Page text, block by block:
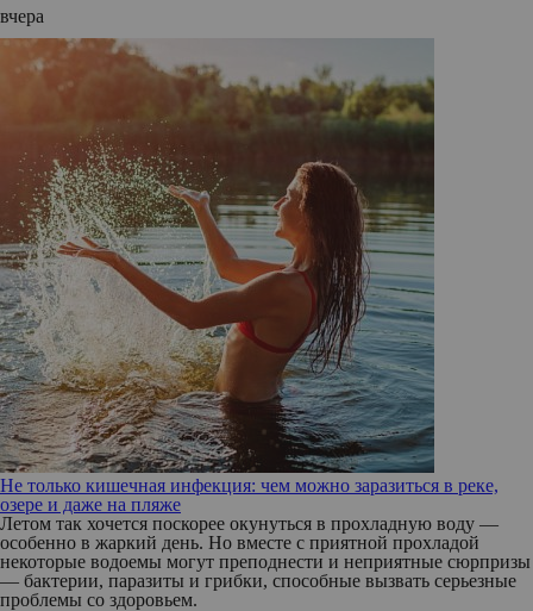
вчера
Не только кишечная инфекция: чем можно заразиться в реке,
озере и даже на пляже
Летом так хочется поскорее окунуться в прохладную воду —
особенно в жаркий день. Но вместе с приятной прохладой
некоторые водоемы могут преподнести и неприятные сюрпризы
— бактерии, паразиты и грибки, способные вызвать серьезные
проблемы со здоровьем.